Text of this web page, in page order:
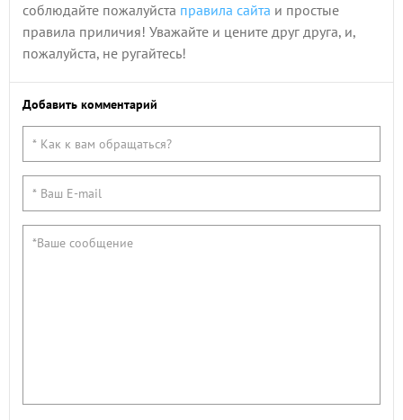
соблюдайте пожалуйста правила сайта и простые
правила приличия! Уважайте и цените друг друга, и,
пожалуйста, не ругайтесь!
Добавить комментарий